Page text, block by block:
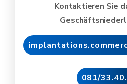
Kontaktieren Sie
081/